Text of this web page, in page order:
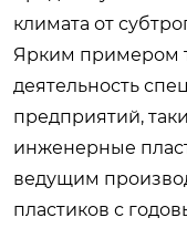
климата от
Ярким примером
деятельность
предприятий,
инженерные
ведущим
пластиков с